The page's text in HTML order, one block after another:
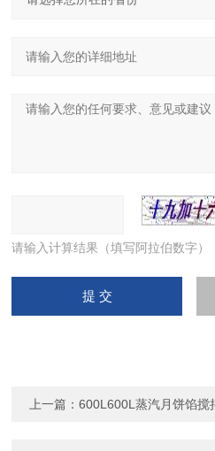
请输入计算结果（填写阿拉伯数字）
上一篇：600L600L蒸汽月饼馅搅